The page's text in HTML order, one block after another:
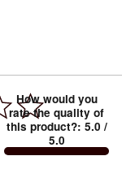
How would you
rate the quality of
this product?: 5.0 /
5.0